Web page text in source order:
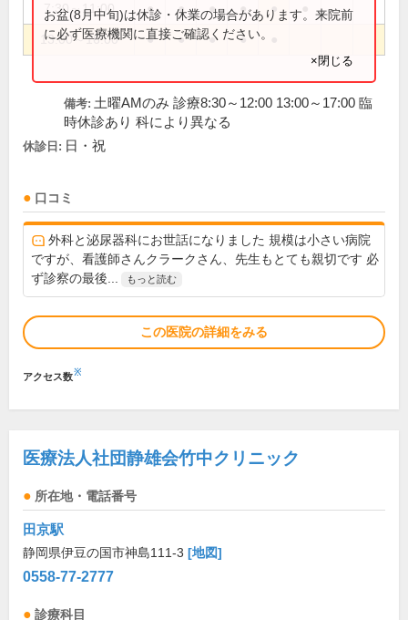
7:30～11:00 ● ● ● ● ●
13:00～16:00 ● ● ● ●
お盆(8月中旬)は休診・休業の場合があります。来院前
に必ず医療機関に直接ご確認ください。
×閉じる
備考: 土曜AMのみ 診療8:30～12:00 13:00～17:00 臨
時休診あり 科により異なる
休診日: 日・祝
口コミ
外科と泌尿器科にお世話になりました 規模は小さい病院
ですが、看護師さんクラークさん、先生もとても親切です 必
ず診察の最後...
もっと読む
この医院の詳細をみる
アクセス数※
医療法人社団静雄会竹中クリニック
所在地・電話番号
田京駅
静岡県伊豆の国市神島111-3 [地図]
0558-77-2777
診療科目